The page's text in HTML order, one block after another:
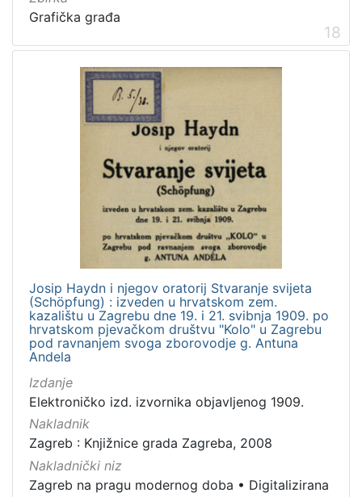
Grafička građa
18
Josip Haydn i njegov oratorij Stvaranje svijeta
(Schöpfung) : izveden u hrvatskom zem.
kazalištu u Zagrebu dne 19. i 21. svibnja 1909. po
hrvatskom pjevačkom društvu "Kolo" u Zagrebu
pod ravnanjem svoga zborovodje g. Antuna
Andela
Izdanje
Elektroničko izd. izvornika objavljenog 1909.
Nakladnik
Zagreb : Knjižnice grada Zagreba, 2008
Nakladnički niz
Zagreb na pragu modernog doba • Digitalizirana